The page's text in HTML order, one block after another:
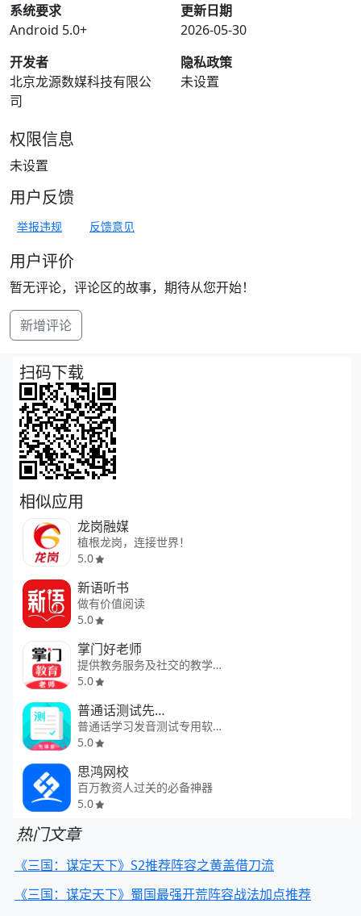
系统要求
Android 5.0+
更新日期
2026-05-30
开发者
北京龙源数媒科技有限公
司
隐私政策
未设置
权限信息
未设置
用户反馈
举报违规 反馈意见
用户评价
暂无评论，评论区的故事，期待从您开始！
新增评论
扫码下载
相似应用
龙岗融媒
植根龙岗，连接世界！
5.0
新语听书
做有价值阅读
5.0
掌门好老师
提供教务服务及社交的教学神器
5.0
普通话测试先锋版
普通话学习发音测试专用软件
5.0
思鸿网校
百万教资人过关的必备神器
5.0
热门文章
《三国：谋定天下》S2推荐阵容之黄盖借刀流
《三国：谋定天下》蜀国最强开荒阵容战法加点推荐